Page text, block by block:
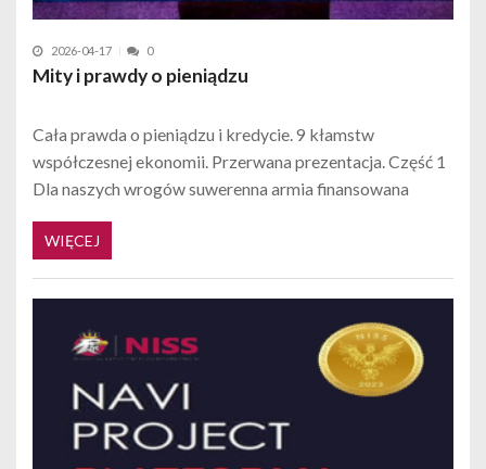
2026-04-17 0
Mity i prawdy o pieniądzu
Cała prawda o pieniądzu i kredycie. 9 kłamstw
współczesnej ekonomii. Przerwana prezentacja. Część 1
Dla naszych wrogów suwerenna armia finansowana
WIĘCEJ